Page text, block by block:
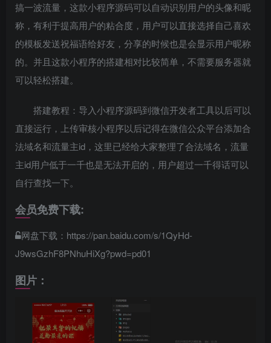
搞一波流量，这款小程序源码可以自动识别用户的头像和昵
称，有利于提高用户的粘合度，用户可以直接选择自己喜欢
的模板发送祝福语给好友，分享的时候也是会显示用户昵称
的。并且这款小程序的搭建相对比较简单，不需要服务器就
可以轻松搭建。
搭建教程：导入小程序源码到微信开发者工具以后可以
直接运行，上传审核小程序以后记得在微信公众平台添加合
法域名和流量主id，这里已经给大家整理了合法域名，流量
主id用户低于一千也是无法开启的，用户超过一千得话可以
自行查找一下。
会员免费下载:
网盘下载：https://pan.baidu.com/s/1QyHd-
J9wsGzhF8PNhuHiXg?pwd=pd01
图片：